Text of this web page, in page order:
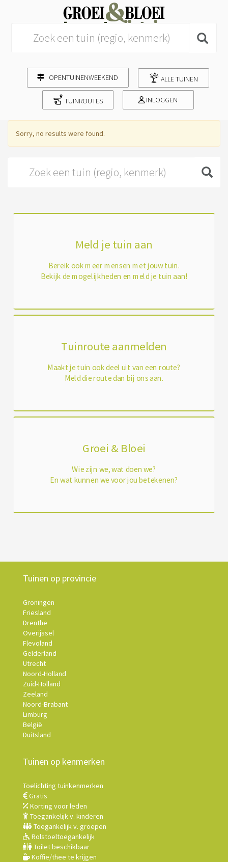
OPENTUINENWEEKEND ALLE TUINEN
TUINROUTES INLOGGEN
Sorry, no results were found.
Meld je tuin aan
Bereik ook meer mensen met jouw tuin.
Bekijk de mogelijkheden en meld je tuin aan!
Tuinroute aanmelden
Maakt je tuin ook deel uit van een route?
Meld die route dan bij ons aan.
Groei & Bloei
Wie zijn we, wat doen we?
En wat kunnen we voor jou betekenen?
Tuinen op provincie
Groningen
Friesland
Drenthe
Overijssel
Flevoland
Gelderland
Utrecht
Noord-Holland
Zuid-Holland
Zeeland
Noord-Brabant
Limburg
België
Duitsland
Tuinen op kenmerken
Toelichting tuinkenmerken
Gratis
Korting voor leden
Toegankelijk v. kinderen
Toegankelijk v. groepen
Rolstoeltoegankelijk
Toilet beschikbaar
Koffie/thee te krijgen